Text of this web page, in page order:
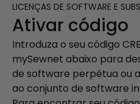
LICENÇAS DE SOFTWARE E
Ativar código
Introduza o seu código
mySewnet abaixo para
de software perpétua ou
ao conjunto de software